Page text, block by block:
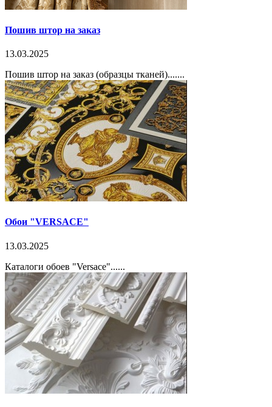
Пошив штор на заказ
13.03.2025
Пошив штор на заказ (образцы тканей).......
Обои "VERSACE"
13.03.2025
Каталоги обоев "Versace"......